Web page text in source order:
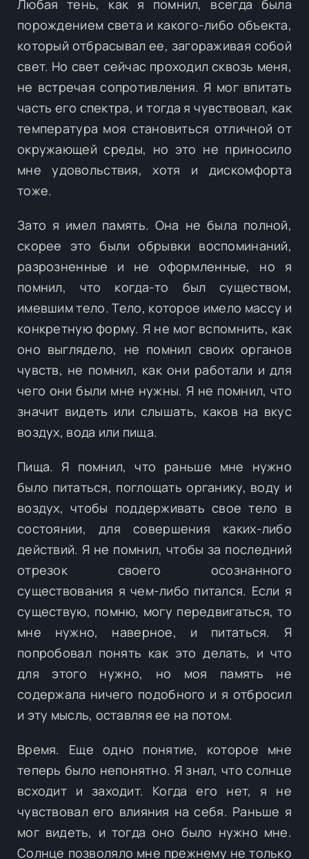
Любая тень, как я помнил, всегда была
порождением света и какого-либо объекта,
который отбрасывал ее, загораживая собой
свет. Но свет сейчас проходил сквозь меня,
не встречая сопротивления. Я мог впитать
часть его спектра, и тогда я чувствовал, как
температура моя становиться отличной от
окружающей среды, но это не приносило
мне удовольствия, хотя и дискомфорта
тоже.
Зато я имел память. Она не была полной,
скорее это были обрывки воспоминаний,
разрозненные и не оформленные, но я
помнил, что когда-то был существом,
имевшим тело. Тело, которое имело массу и
конкретную форму. Я не мог вспомнить, как
оно выглядело, не помнил своих органов
чувств, не помнил, как они работали и для
чего они были мне нужны. Я не помнил, что
значит видеть или слышать, каков на вкус
воздух, вода или пища.
Пища. Я помнил, что раньше мне нужно
было питаться, поглощать органику, воду и
воздух, чтобы поддерживать свое тело в
состоянии, для совершения каких-либо
действий. Я не помнил, чтобы за последний
отрезок своего осознанного
существования я чем-либо питался. Если я
существую, помню, могу передвигаться, то
мне нужно, наверное, и питаться. Я
попробовал понять как это делать, и что
для этого нужно, но моя память не
содержала ничего подобного и я отбросил
и эту мысль, оставляя ее на потом.
Время. Еще одно понятие, которое мне
теперь было непонятно. Я знал, что солнце
всходит и заходит. Когда его нет, я не
чувствовал его влияния на себя. Раньше я
мог видеть, и тогда оно было нужно мне.
Солнце позволяло мне прежнему не только